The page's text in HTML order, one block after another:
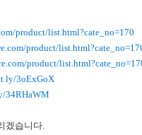
product/list.html?cate_no=170
product/
product/
3oExGoX
34RHaWM
겠습니다.